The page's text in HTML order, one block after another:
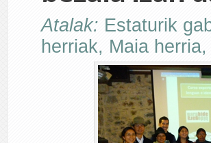
Atalak: Estaturik
herriak, Maia herria,